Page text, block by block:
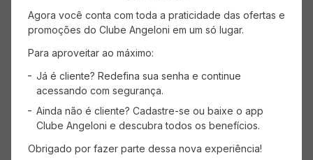
Vinho Rosé Brasileiro VILLA
FRANCIONI Fino Seco 750ml
(0 avaliações)
Vinho Branco Brasileiro VILLA
FRANCIONI Fino Seco Sauvignon
Blanc 750ml
(0 avaliações)
Agora você conta com toda a praticidade das ofertas e
promoções do Clube Angeloni em um só lugar.
Para aproveitar ao máximo:
Já é cliente? Redefina sua senha e continue
acessando com segurança.
Ainda não é cliente? Cadastre-se ou baixe o app
Clube Angeloni e descubra todos os benefícios.
Obrigado por fazer parte dessa nova experiência!